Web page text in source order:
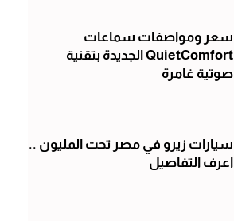
سعر ومواصفات سماعات
QuietComfort الجديدة بتقنية
صوتية غامرة
سيارات زيرو في مصر تحت المليون ..
اعرف التفاصيل